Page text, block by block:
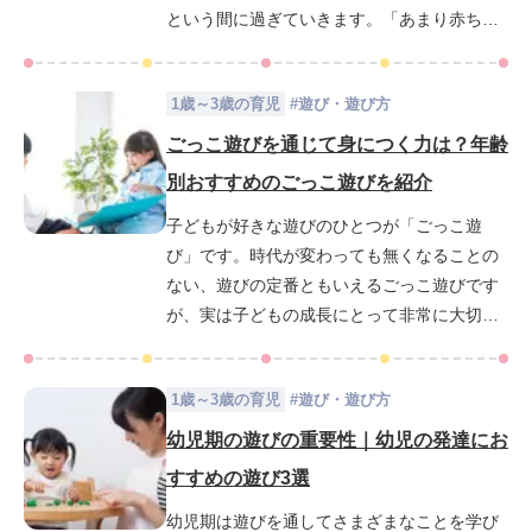
という間に過ぎていきます。「あまり赤ちゃ
ママも多いです。とくに0歳児は泣いているこ
とも多いので、機嫌の良いときにたくさん遊
疎通がまだまだこれからの0歳児と、どういう
遊びをしたら良いのか悩んでいるママに向け
て、具体的な遊び方や注意点をご紹介しま
す。ママとの遊びは、0歳児の成長にとってと
ても大切な経験になります。ぜひ参考にし
1歳～3歳の育児 #遊び・遊び方
ごっこ遊びを通じて身につく力は？年齢
別おすすめのごっこ遊びを紹介
子どもが好きな遊びのひとつが「ごっこ遊
び」です。時代が変わっても無くなることの
ない、遊びの定番ともいえるごっこ遊びです
が、実は子どもの成長にとって非常に大切な
す。
1歳～3歳の育児 #遊び・遊び方
幼児期の遊びの重要性｜幼児の発達にお
すすめの遊び3選
幼児期は遊びを通してさまざまなことを学び